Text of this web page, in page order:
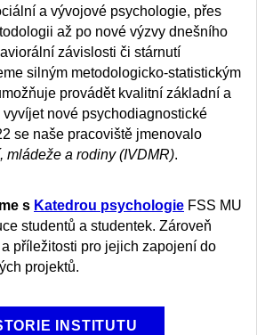
a vývojové psychologie, přes
až po nové výzvy dnešního
závislosti či stárnutí
silným metodologicko-statistickým
provádět kvalitní základní a
nové psychodiagnostické
se naše pracoviště jmenovalo
mládeže a rodiny (IVDMR).
s Katedrou psychologie FSS MU
studentů a studentek. Zároveň
příležitosti pro jejich zapojení do
projektů.
INSTITUTU